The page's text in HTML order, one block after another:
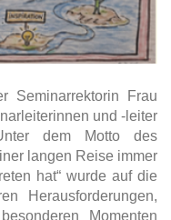
Seminarrektorin Frau
und -leiter
dem Motto des
langen Reise immer
hat“ wurde auf die
Herausforderungen,
Momenten